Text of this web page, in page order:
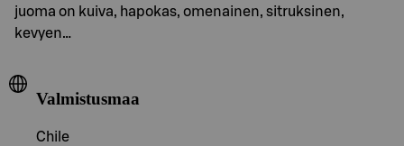
juoma on kuiva, hapokas, omenainen, sitruksinen,
kevyen…
Valmistusmaa
Chile